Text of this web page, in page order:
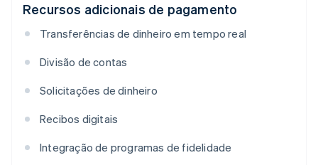
Recursos adicionais de pagamento
Transferências de dinheiro em tempo real
Divisão de contas
Solicitações de dinheiro
Recibos digitais
Integração de programas de fidelidade